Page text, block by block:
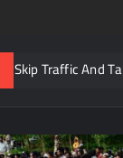
Traffic And Take